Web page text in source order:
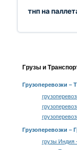
тнп на
Грузы и
Грузоперевозки –
Грузоперевозки –
грузы Индия